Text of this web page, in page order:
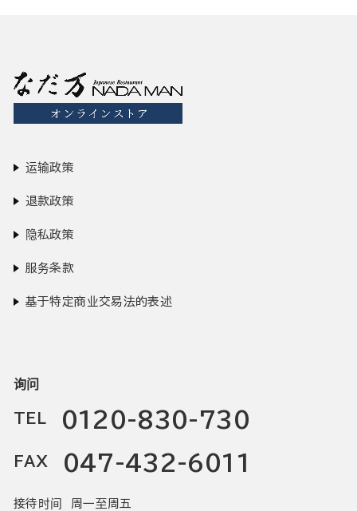
运输政策
退款政策
隐私政策
服务条款
基于特定商业交易法的表述
询问
TEL 0120-830-730
FAX 047-432-6011
接待时间 周一至周五